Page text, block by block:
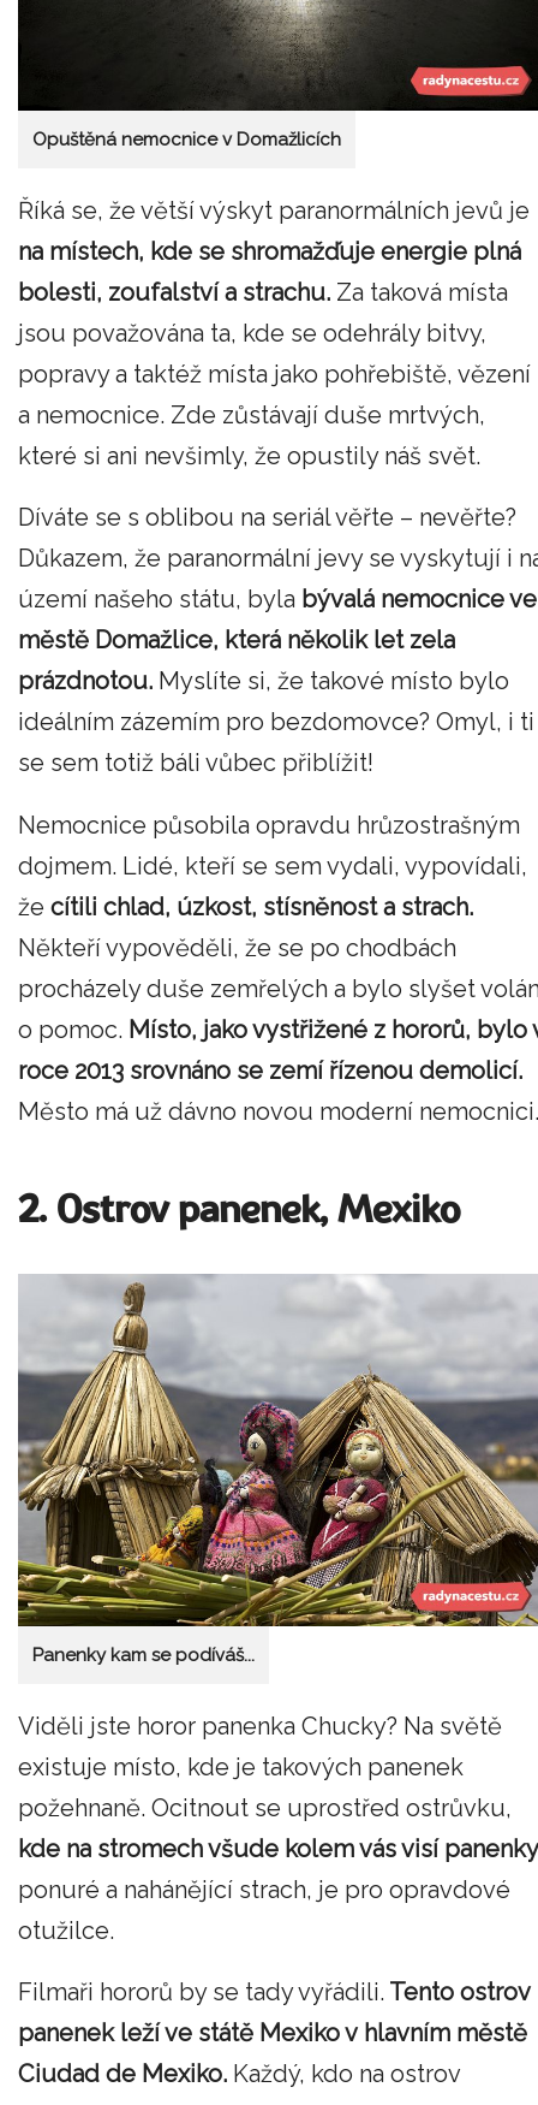
Opuštěná nemocnice v Domažlicích
Říká se, že větší výskyt paranormálních jevů je
na místech, kde se shromažďuje energie plná
bolesti, zoufalství a strachu. Za taková místa
jsou považována ta, kde se odehrály bitvy,
popravy a taktéž místa jako pohřebiště, vězení
a nemocnice. Zde zůstávají duše mrtvých,
které si ani nevšimly, že opustily náš svět.
Díváte se s oblibou na seriál věřte – nevěřte?
Důkazem, že paranormální jevy se vyskytují i
území našeho státu, byla bývalá nemocnice ve
městě Domažlice, která několik let zela
prázdnotou. Myslíte si, že takové místo bylo
ideálním zázemím pro bezdomovce? Omyl, i ti
se sem totiž báli vůbec přiblížit!
Nemocnice působila opravdu hrůzostrašným
dojmem. Lidé, kteří se sem vydali, vypovídali,
že cítili chlad, úzkost, stísněnost a strach.
Někteří vypověděli, že se po chodbách
procházely duše zemřelých a bylo slyšet
o pomoc. Místo, jako vystřižené z hororů, bylo
roce 2013 srovnáno se zemí řízenou demolicí.
Město má už dávno novou moderní
2. Ostrov panenek, Mexiko
Panenky kam se podíváš...
Viděli jste horor panenka Chucky? Na světě
existuje místo, kde je takových panenek
požehnaně. Ocitnout se uprostřed ostrůvku,
kde na stromech všude kolem vás visí
ponuré a nahánějící strach, je pro opravdové
otužilce.
Filmaři hororů by se tady vyřádili. Tento ostrov
panenek leží ve státě Mexiko v hlavním městě
Ciudad de Mexiko. Každý, kdo na ostrov